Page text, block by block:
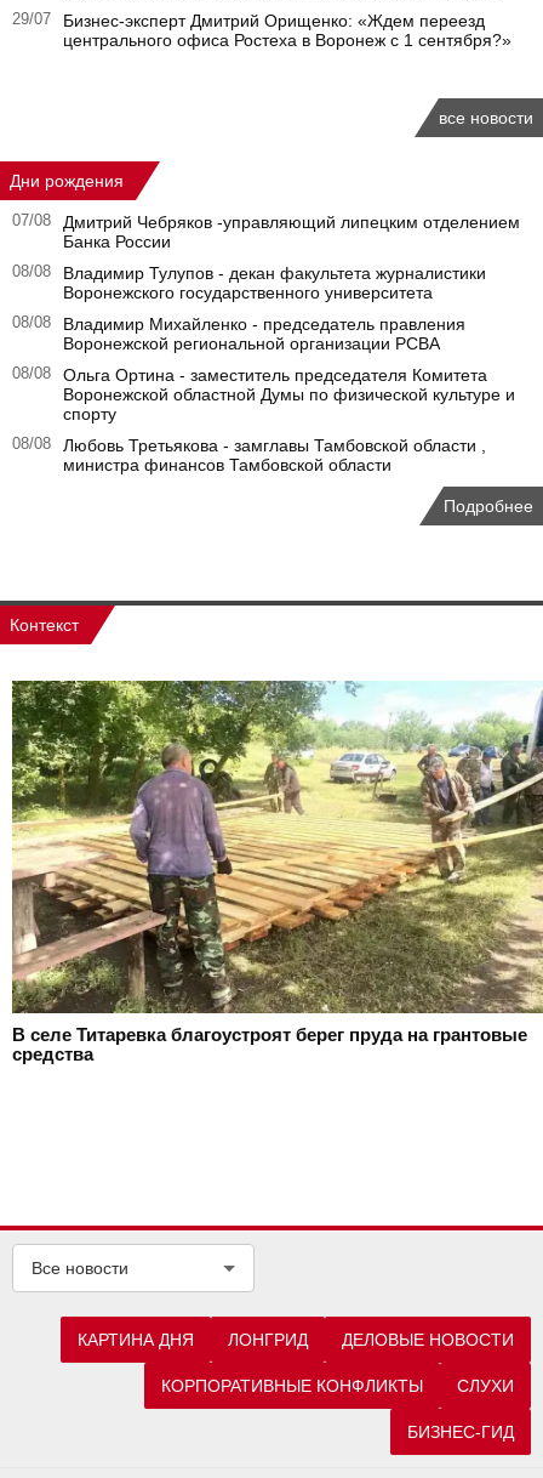
29/07
Бизнес-эксперт Дмитрий Орищенко: «Ждем переезд
центрального офиса Ростеха в Воронеж с 1 сентября?»
все новости
Дни рождения
07/08
Дмитрий Чебряков -управляющий липецким отделением
Банка России
08/08
Владимир Тулупов - декан факультета журналистики
Воронежского государственного университета
08/08
Владимир Михайленко - председатель правления
Воронежской региональной организации РСВА
08/08
Ольга Ортина - заместитель председателя Комитета
Воронежской областной Думы по физической культуре и
спорту
08/08
Любовь Третьякова - замглавы Тамбовской области ,
министра финансов Тамбовской области
Подробнее
Контекст
В селе Титаревка благоустроят берег пруда на грантовые
средства
Все новости
КАРТИНА ДНЯ ЛОНГРИД ДЕЛОВЫЕ НОВОСТИ
КОРПОРАТИВНЫЕ КОНФЛИКТЫ СЛУХИ
БИЗНЕС-ГИД